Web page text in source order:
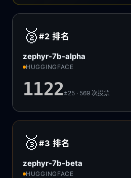
🥈 #2排名
zephyr-7b-alpha
HUGGINGFACE
1122±25 · 569次投票
🥉 #3排名
zephyr-7b-beta
HUGGINGFACE